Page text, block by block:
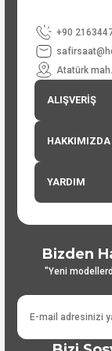
+90
Atatürk
ALIŞVERİŞ
HAKKIMIZDA
YARDIM
Bizden
"Yeni